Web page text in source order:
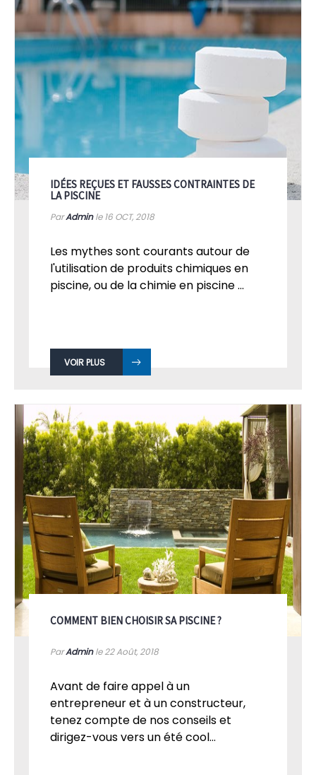
IDÉES REÇUES ET FAUSSES CONTRAINTES DE
LA PISCINE
ParAdminle 16 OCT, 2018
Les mythes sont courants autour de
l'utilisation de produits chimiques en
piscine, ou de la chimie en piscine ...
VOIR PLUS
COMMENT BIEN CHOISIR SA PISCINE ?
ParAdminle 22Août, 2018
Avant de faire appel à un
entrepreneur et à un constructeur,
tenez compte de nos conseils et
dirigez-vous vers un été cool...